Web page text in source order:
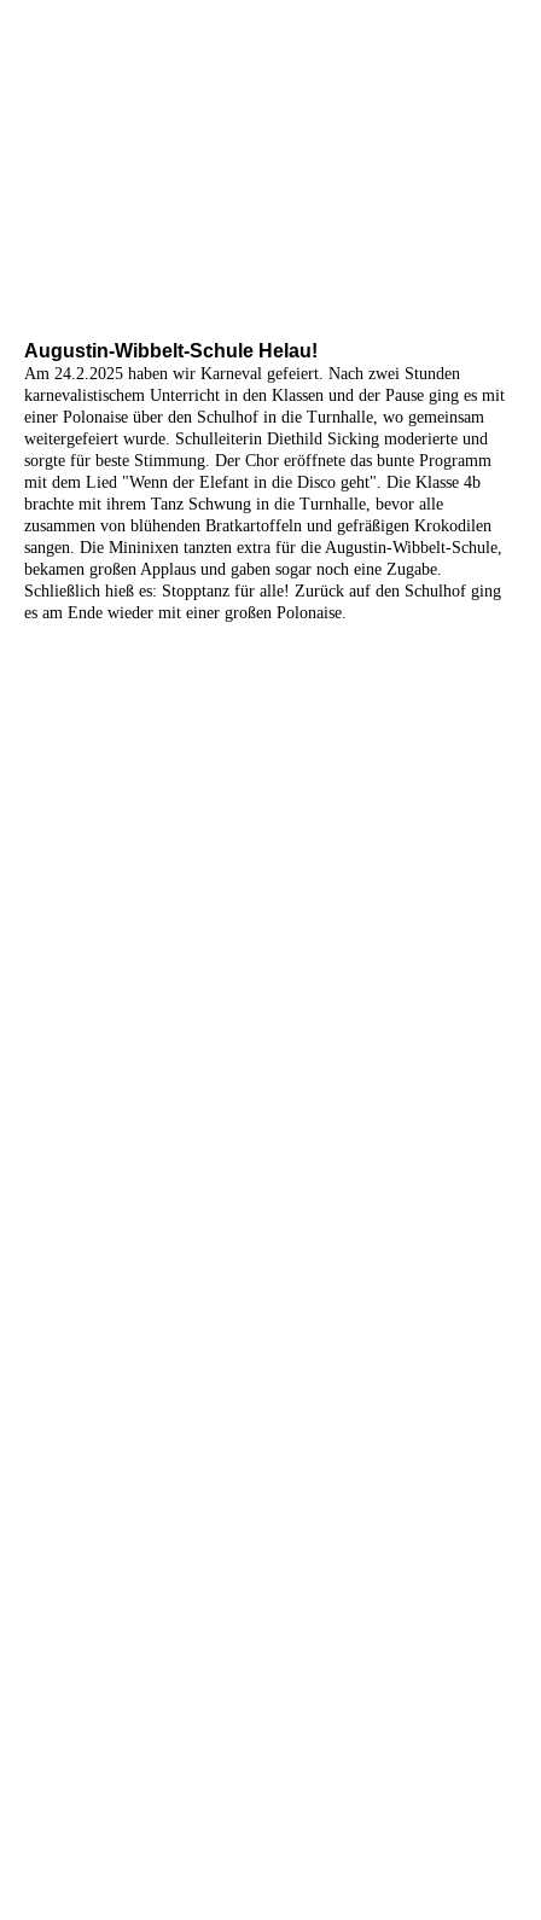
Augustin-Wibbelt-Schule Helau!
Am 24.2.2025 haben wir Karneval gefeiert. Nach zwei Stunden
karnevalistischem Unterricht in den Klassen und der Pause ging es mit
einer Polonaise über den Schulhof in die Turnhalle, wo gemeinsam
weitergefeiert wurde. Schulleiterin Diethild Sicking moderierte und
sorgte für beste Stimmung. Der Chor eröffnete das bunte Programm
mit dem Lied "Wenn der Elefant in die Disco geht". Die Klasse 4b
brachte mit ihrem Tanz Schwung in die Turnhalle, bevor alle
zusammen von blühenden Bratkartoffeln und gefräßigen Krokodilen
sangen. Die Mininixen tanzten extra für die Augustin-Wibbelt-Schule,
bekamen großen Applaus und gaben sogar noch eine Zugabe.
Schließlich hieß es: Stopptanz für alle! Zurück auf den Schulhof ging
es am Ende wieder mit einer großen Polonaise.